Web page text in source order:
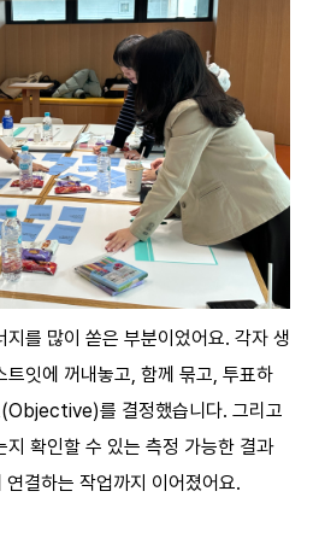
지를 많이 쏟은 부분이었어요. 각자 생
트잇에 꺼내놓고, 함께 묶고, 투표하
를 결정했습니다. 그리고
지 확인할 수 있는 측정 가능한 결과
결하는 작업까지 이어졌어요.